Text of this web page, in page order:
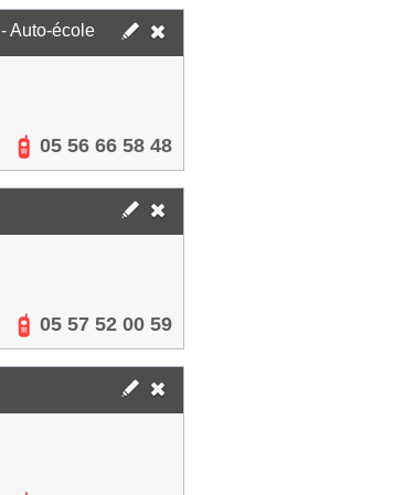
- Auto-école
05 56 66 58 48
05 57 52 00 59